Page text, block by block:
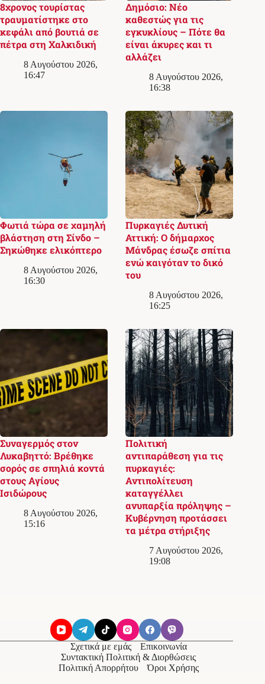
8χρονος τουρίστας
τραυματίστηκε στο
κεφάλι από βουτιά σε
πέτρα στη Χαλκιδική
8 Αυγούστου 2026,
16:47
Δημόσιο: Νέο
καθεστώς για τις
εγκυκλίους – Πότε θα
είναι άκυρες και τι
αλλάζει
8 Αυγούστου 2026,
16:38
Φωτιά τώρα σε χαμηλή
βλάστηση στη Σίνδο –
Σηκώθηκε ελικόπτερο
8 Αυγούστου 2026,
16:30
Πυρκαγιές Δυτική
Αττική: Ο δήμαρχος
Μάνδρας έσωζε σπίτια
ενώ καιγόταν το δικό
του
8 Αυγούστου 2026,
16:25
Συναγερμός στον
Λυκαβηττό: Βρέθηκε
σορός σε σπηλιά κοντά
στους Αγίους
Ισιδώρους
8 Αυγούστου 2026,
15:16
Πολιτική
αντιπαράθεση για τις
πυρκαγιές:
Αντιπολίτευση
καταγγέλλει
ανυπαρξία πρόληψης –
Κυβέρνηση προτάσσει
τα μέτρα στήριξης
7 Αυγούστου 2026,
19:08
Σχετικά με εμάς
Επικοινωνία
Συντακτική Πολιτική & Διορθώσεις
Πολιτική Απορρήτου
Όροι Χρήσης